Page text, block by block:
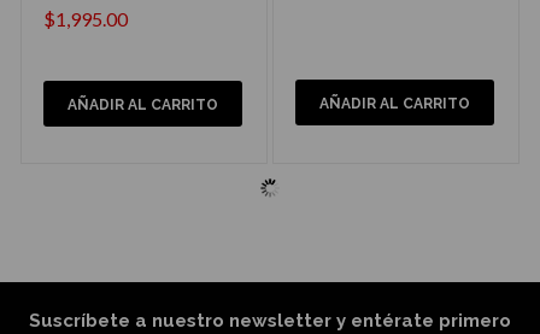
$1,995.00
AÑADIR AL CARRITO AÑADIR AL CARRITO
Suscríbete a nuestro newsletter y entérate primero